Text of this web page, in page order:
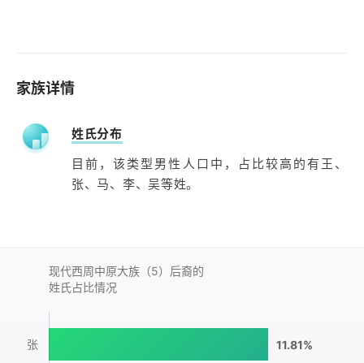
家族详情
姓氏分布
目前，该类型男性人口中，占比较高的有王、
张、马、李、吴等姓。
现代西周中原大族（5）后裔的
姓氏占比情况
11.81%
张